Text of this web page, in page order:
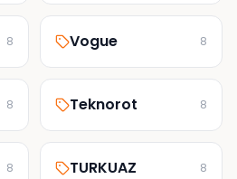
8 Vogue 8
8 Teknorot 8
8 TURKUAZ 8